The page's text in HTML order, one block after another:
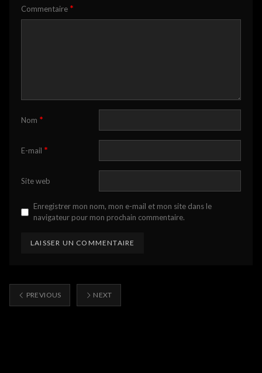
Commentaire *
Nom *
E-mail *
Site web
Enregistrer mon nom, mon e-mail et mon site dans le
navigateur pour mon prochain commentaire.
PREVIOUS NEXT